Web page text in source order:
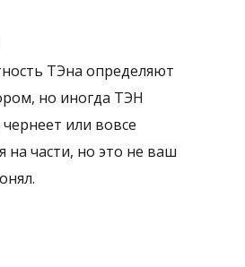
ТЭна определяют
но иногда ТЭН
чернеет или вовсе
на части, но это не ваш